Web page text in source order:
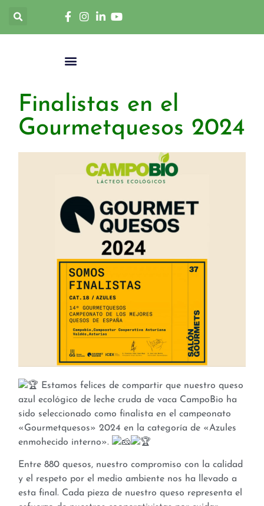
Finalistas en el
Gourmetquesos 2024
Estamos felices de compartir que nuestro queso
azul ecológico de leche cruda de vaca CampoBio ha
sido seleccionado como finalista en el campeonato
«Gourmetquesos» 2024 en la categoría de «Azules
enmohecido interno».
Entre 880 quesos, nuestro compromiso con la calidad
y el respeto por el medio ambiente nos ha llevado a
esta final. Cada pieza de nuestro queso representa el